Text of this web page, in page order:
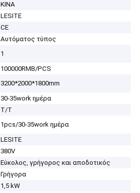
ΚΙΝΑ
LESITE
CE
Αυτόματος τύπος
1
100000RMB/PCS
3200*2000*1800mm
30-35work ημέρα
T/T
1pcs/30-35work ημέρα
LESITE
380V
Εύκολος, γρήγορος και αποδοτικός
Γρήγορα
1,5 kW